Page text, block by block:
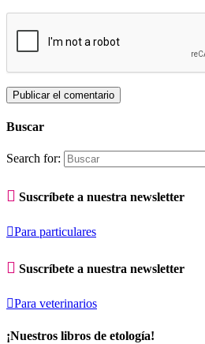
Buscar
Search for:
 Suscríbete a nuestra newsletter
Para particulares
 Suscríbete a nuestra newsletter
Para veterinarios
¡Nuestros libros de etología!